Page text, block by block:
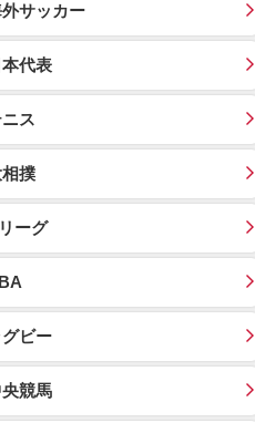
サッカー
本代表
ス
撲
ーグ
ビー
競馬